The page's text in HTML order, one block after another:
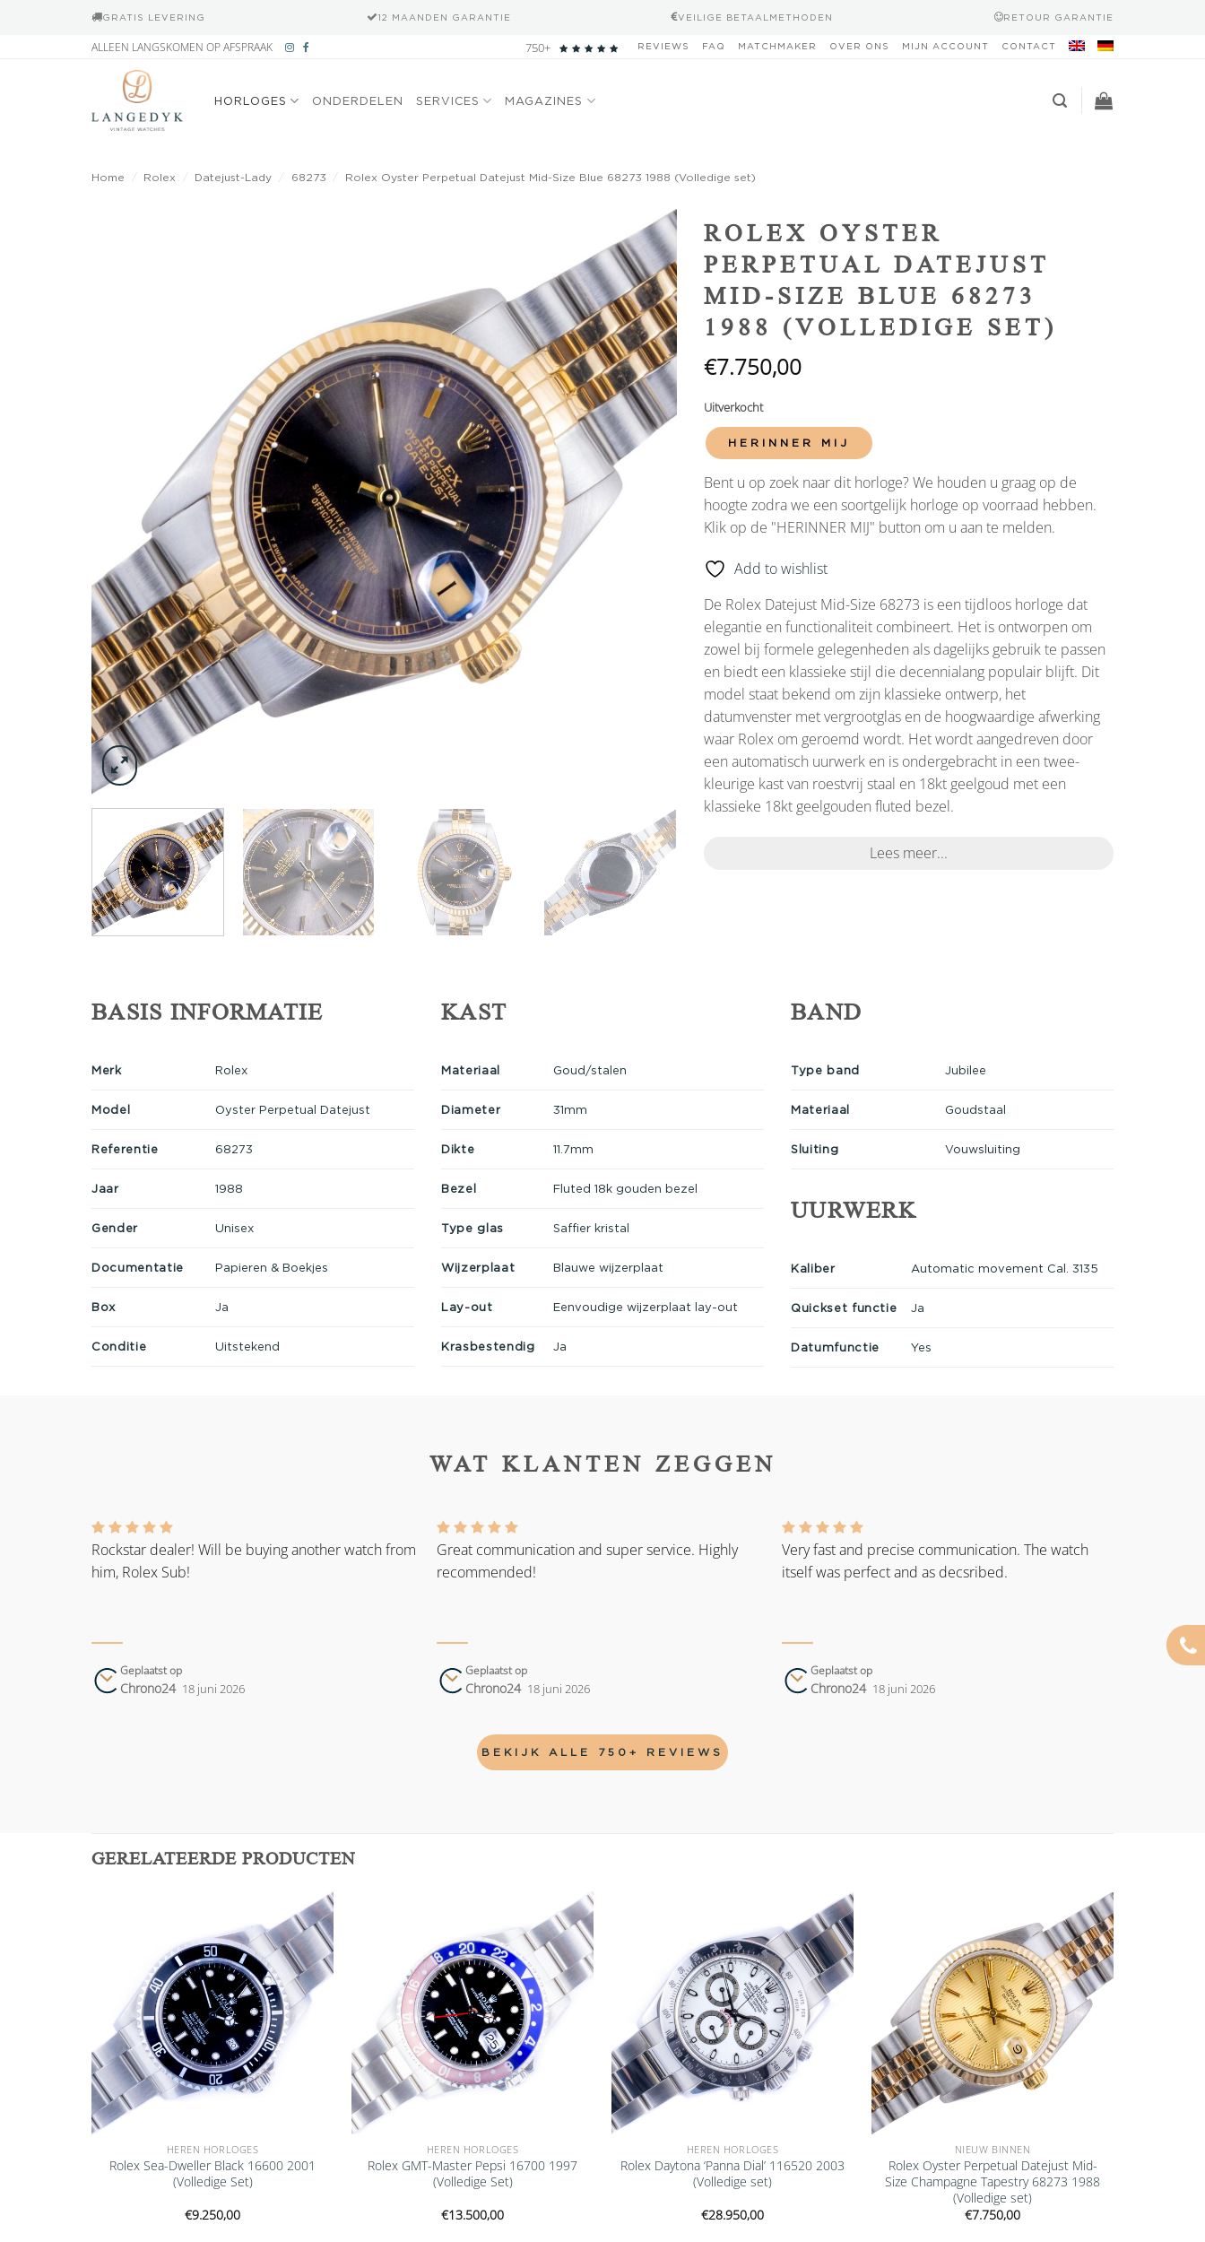
GRATIS LEVERING 12 MAANDEN GARANTIE VEILIGE BETAALMETHODEN RETOUR GARANTIE
ALLEEN LANGSKOMEN OP AFSPRAAK 750+ REVIEWS FAQ MATCHMAKER OVER ONS MIJN ACCOUNT CONTACT
HORLOGES ONDERDELEN SERVICES MAGAZINES
Home Rolex Datejust-Lady 68273 Rolex Oyster Perpetual Datejust Mid-Size Blue 68273 1988 (Volledige set)
Add to
wishlist
ROLEX OYSTER
PERPETUAL DATEJUST
MID-SIZE BLUE 68273
1988 (VOLLEDIGE SET)
€7.750,00
Uitverkocht
HERINNER MIJ
Bent u op zoek naar dit horloge? We houden u graag op de
hoogte zodra we een soortgelijk horloge op voorraad hebben.
Klik op de "HERINNER MIJ" button om u aan te melden.
Add to wishlist
De Rolex Datejust Mid-Size 68273 is een tijdloos horloge dat
elegantie en functionaliteit combineert. Het is ontworpen om
zowel bij formele gelegenheden als dagelijks gebruik te passen
en biedt een klassieke stijl die decennialang populair blijft. Dit
model staat bekend om zijn klassieke ontwerp, het
datumvenster met vergrootglas en de hoogwaardige afwerking
waar Rolex om geroemd wordt. Het wordt aangedreven door
een automatisch uurwerk en is ondergebracht in een twee-
kleurige kast van roestvrij staal en 18kt geelgoud met een
klassieke 18kt geelgouden fluted bezel.
Lees meer...
BASIS INFORMATIE
Merk Rolex
Model Oyster Perpetual Datejust
Referentie 68273
Jaar 1988
Gender Unisex
Documentatie Papieren & Boekjes
Box Ja
Conditie Uitstekend
KAST
Materiaal Goud/stalen
Diameter 31mm
Dikte 11.7mm
Bezel Fluted 18k gouden bezel
Type glas Saffier kristal
Wijzerplaat Blauwe wijzerplaat
Lay-out Eenvoudige wijzerplaat lay-out
Krasbestendig Ja
BAND
Type band Jubilee
Materiaal Goudstaal
Sluiting Vouwsluiting
UURWERK
Kaliber Automatic movement Cal. 3135
Quickset functie Ja
Datumfunctie Yes
WAT KLANTEN ZEGGEN
Rockstar dealer! Will be buying another watch from
him, Rolex Sub!
Geplaatst op
Chrono24 18 juni 2026
Great communication and super service. Highly
recommended!
Geplaatst op
Chrono24 18 juni 2026
Very fast and precise communication. The watch
itself was perfect and as decsribed.
Geplaatst op
Chrono24 18 juni 2026
BEKIJK ALLE 750+ REVIEWS
GERELATEERDE PRODUCTEN
Add to
wishlist
HEREN HORLOGES
Rolex Sea-Dweller Black 16600 2001
(Volledige Set)
€9.250,00
Add to
wishlist
HEREN HORLOGES
Rolex GMT-Master Pepsi 16700 1997
(Volledige Set)
€13.500,00
Add to
wishlist
HEREN HORLOGES
Rolex Daytona ‘Panna Dial’ 116520 2003
(Volledige set)
€28.950,00
Add to
wishlist
NIEUW BINNEN
Rolex Oyster Perpetual Datejust Mid-
Size Champagne Tapestry 68273 1988
(Volledige set)
€7.750,00